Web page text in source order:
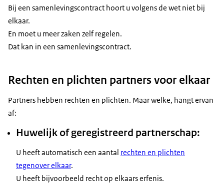
Bij een samenlevingscontract hoort u volgens de wet niet bij
elkaar.
En moet u meer zaken zelf regelen.
Dat kan in een samenlevingscontract.
Rechten en plichten partners voor elkaar
Partners hebben rechten en plichten. Maar welke, hangt ervan
af:
Huwelijk of geregistreerd partnerschap:
U heeft automatisch een aantal rechten en plichten
tegenover elkaar.
U heeft bijvoorbeeld recht op elkaars erfenis.